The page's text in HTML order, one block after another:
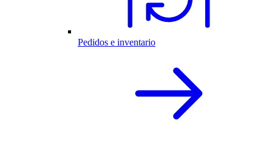
Pedidos e inventario